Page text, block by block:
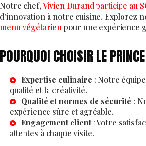
Notre chef,Vivien Durand participe au
d'innovation à notre cuisine. Explorez
menu végétarienpour une expérience
POURQUOI CHOISIR LE
Expertise culinaire : Notre
qualité et la créativité.
Qualité et normes de sécurité :
expérience sûre et agréable.
Engagement client: Votre
attentes à chaque visite.